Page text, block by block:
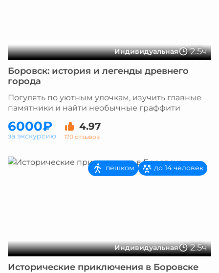
Индивидуальная 2.5ч
Боровск: история и легенды древнего
города
Погулять по уютным улочкам, изучить главные
памятники и найти необычные граффити
6000₽ 4.97
170 отзывов
за экскурсию
Индивидуальная 2.5ч
пешком до 14 человек
Исторические приключения в Боровске